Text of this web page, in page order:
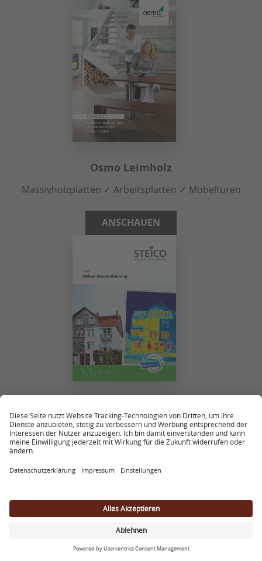
Osmo Leimholz
Massivholzplatten ✓ Arbeitsplatten ✓ Möbeltüren
ANSCHAUEN
Bauherrenbroschüre für Sanierungsprojekte